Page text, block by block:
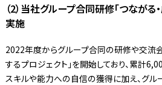
（2）当社グループ合同研修「つながる
実施
2022年度からグループ合同の研修や交流
するプロジェクト」を開始しており、累計
スキルや能力への自信の獲得に加え、グル